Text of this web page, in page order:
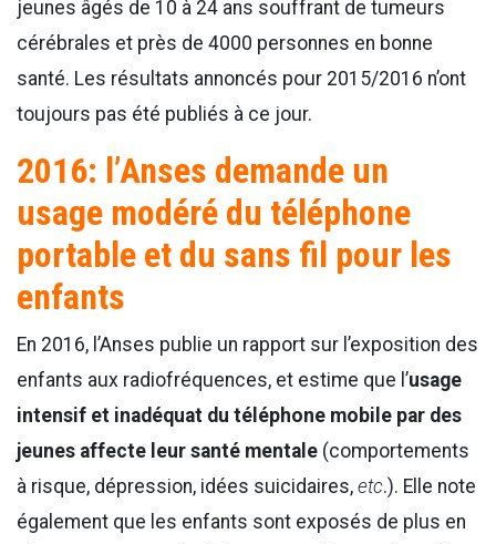
jeunes âgés de 10 à 24 ans souffrant de tumeurs
cérébrales et près de 4000 personnes en bonne
santé. Les résultats annoncés pour 2015/2016 n’ont
toujours pas été publiés à ce jour.
2016: l’Anses demande un
usage modéré du téléphone
portable et du sans fil pour les
enfants
En 2016, l’Anses publie un rapport sur l’exposition des
enfants aux radiofréquences, et estime que l’usage
intensif et inadéquat du téléphone mobile par des
jeunes affecte leur santé mentale (comportements
à risque, dépression, idées suicidaires, etc.). Elle note
également que les enfants sont exposés de plus en